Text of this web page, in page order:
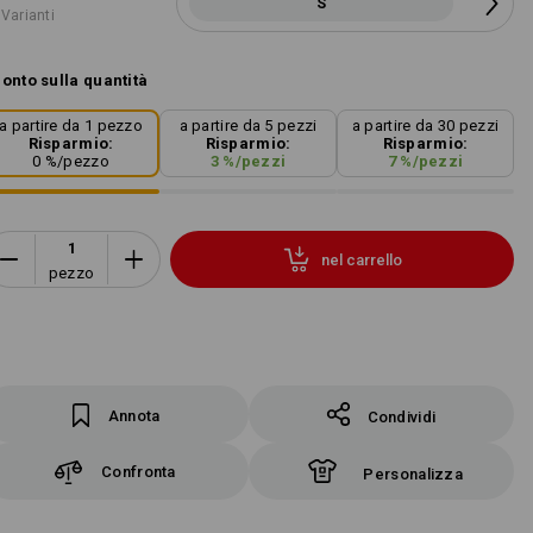
sulla quantità
a partire da 1 pezzo
Risparmio:
0 %/pezzo
a partire da 5 pezzi
Risparmio:
3%/pezzi
a partire da 30 pezzi
Risparmio:
7%/pezzi
pezzo
nel carrello
Annota Condividi
Confronta Personalizza